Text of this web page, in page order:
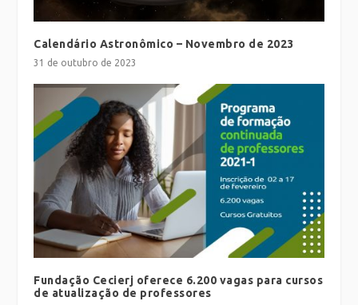
Calendário Astronômico – Novembro de 2023
31 de outubro de 2023
Fundação Cecierj oferece 6.200 vagas para cursos
de atualização de professores